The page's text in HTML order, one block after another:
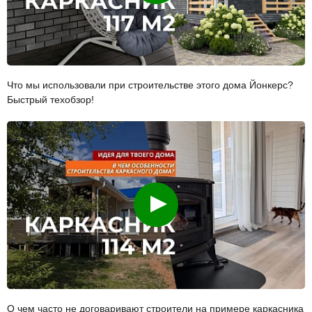
Что мы использовали при строительстве этого дома Йонкерс?
Быстрый техобзор!
Смотреть
О чем часто не договаривают строители на примере каркасника